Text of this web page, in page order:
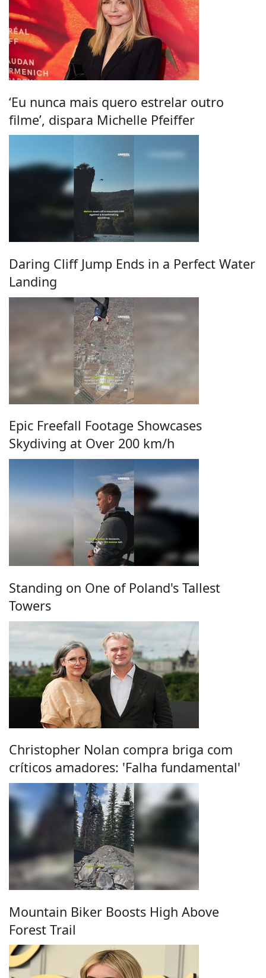
‘Eu nunca mais quero estrelar outro
filme’, dispara Michelle Pfeiffer
Daring Cliff Jump Ends in a Perfect Water
Landing
Epic Freefall Footage Showcases
Skydiving at Over 200 km/h
Standing on One of Poland's Tallest
Towers
Christopher Nolan compra briga com
críticos amadores: 'Falha fundamental'
Mountain Biker Boosts High Above
Forest Trail